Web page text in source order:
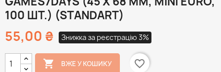
100 ШТ.) (STANDART)
55,00 ₴ Знижка за реєстрацію 3%
 ВЖЕ У КОШИКУ favorite_border